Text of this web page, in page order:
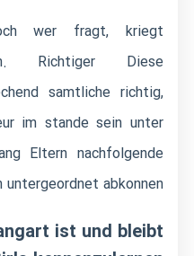
wer fragt, kriegt
Richtiger Diese
samtliche richtig,
im stande sein unter
Eltern nachfolgende
abkonnen.
ist und bleibt